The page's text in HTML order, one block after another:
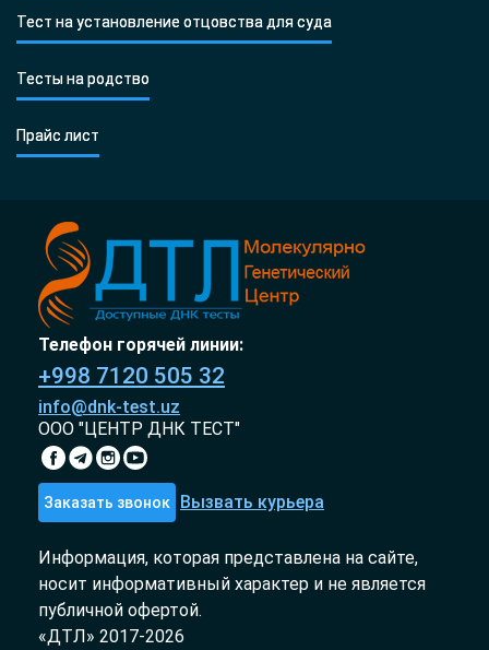
Тест на установление отцовства для суда
Тесты на родство
Прайс лист
Телефон горячей линии:
+998 7120 505 32
info@dnk-test.uz
ООО "ЦЕНТР ДНК ТЕСТ"
Заказать звонок Вызвать курьера
Информация, которая представлена на сайте,
носит информативный характер и не является
публичной офертой.
«ДТЛ» 2017-2026